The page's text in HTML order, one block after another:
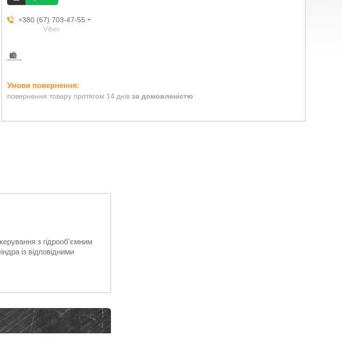
+380 (67) 703-47-55
Viber
повернення товару протягом 14 днів за домовленістю
з гідрооб'ємним
із відповідними